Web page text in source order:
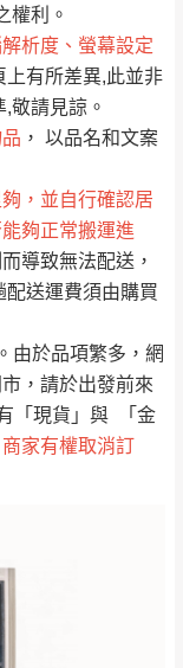
權利。
析度、螢幕設定
上有所差異,此並非
敬請見諒。
， 以品名和文案
，並自行確認居
夠正常搬運進
導致無法配送，
送運費須由購買
由於品項繁多，網
，請於出發前來
「現貨」與 「金
家有權取消訂
（請先線上詢問 LINE
→@dershin ）
復興鄉
峨眉鄉、五峰鄉、
橫山、北埔鄉、尖
石鄉、寶山鄉山
區、新埔山區、芎
里
無
里、新店山區、三
權取消訂
客製，敬請
們客服會與您
。
）
詢問下單後無
與您聯絡
@dershin）
苗栗，偏遠
規章)。
，如因特殊
樓梯太小、無
送，
無提供吊掛
片